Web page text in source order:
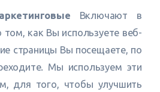
Включают в
как Вы используете веб-
страницы Вы посещаете, по
Мы используем эти
для того, чтобы улучшить